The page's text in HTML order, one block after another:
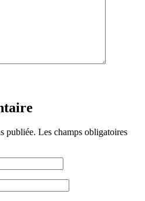
publiée. Les champs obligatoires